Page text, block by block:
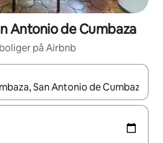
Antonio de Cumbaza
på Airbnb
skal du navigere med